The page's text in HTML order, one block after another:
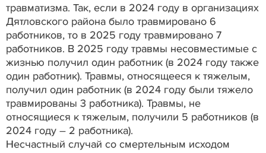
травматизма. Так, если в 2024 году в организациях
Дятловского района было травмировано 6
работников, то в 2025 году травмировано 7
работников. В 2025 году травмы несовместимые с
жизнью получил один работник (в 2024 году также
один работник). Травмы, относящееся к тяжелым,
получил один работник (в 2024 году были тяжело
травмированы 3 работника). Травмы, не
относящиеся к тяжелым, получили 5 работников (в
2024 году – 2 работника).
Несчастный случай со смертельным исходом